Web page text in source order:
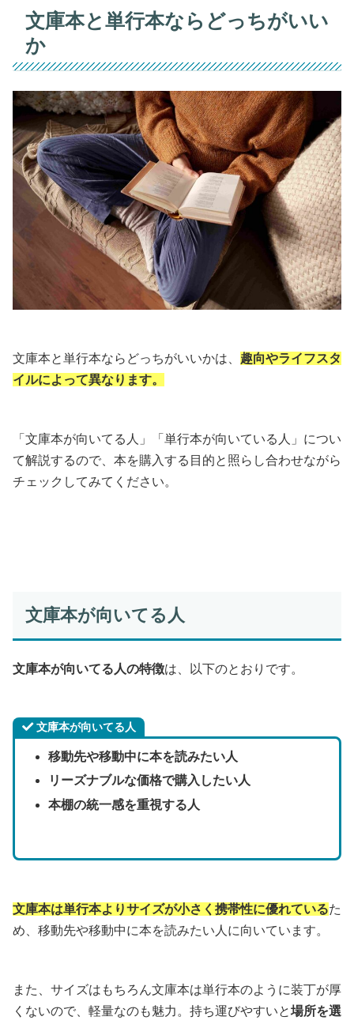
文庫本と単行本ならどっちがいい
か
文庫本と単行本ならどっちがいいかは、 趣向やライフスタ
イルによって異なります。
「文庫本が向いてる人」「単行本が向いている人」につい
て解説するので、本を購入する目的と照らし合わせながら
チェックしてみてください。
文庫本が向いてる人
文庫本が向いてる人の特徴は、以下のとおりです。
文庫本が向いてる人
移動先や移動中に本を読みたい人
リーズナブルな価格で購入したい人
本棚の統一感を重視する人
文庫本は単行本よりサイズが小さく携帯性に優れているた
め、移動先や移動中に本を読みたい人に向いています。
また、サイズはもちろん文庫本は単行本のように装丁が厚
くないので、軽量なのも魅力。持ち運びやすいと場所を選